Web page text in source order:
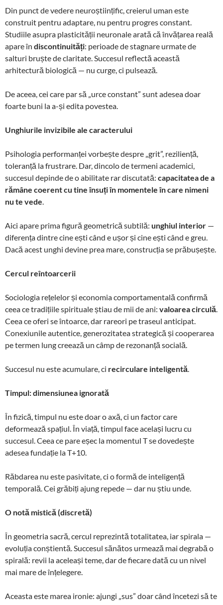
Din punct de vedere neuroștiințific, creierul uman este
construit pentru adaptare, nu pentru progres constant.
Studiile asupra plasticității neuronale arată că învățarea reală
apare în discontinuități: perioade de stagnare urmate de
salturi bruște de claritate. Succesul reflectă această
arhitectură biologică — nu curge, ci pulsează.
De aceea, cei care par să „urce constant” sunt adesea doar
foarte buni la a-și edita povestea.
Unghiurile invizibile ale caracterului
Psihologia performanței vorbește despre „grit”, reziliență,
toleranță la frustrare. Dar, dincolo de termeni academici,
succesul depinde de o abilitate rar discutată: capacitatea de a
rămâne coerent cu tine însuți în momentele în care nimeni
nu te vede
Aici apare prima figură geometrică subtilă: unghiul interior —
diferența dintre cine ești când e ușor și cine ești când e greu.
Dacă acest unghi devine prea mare, construcția se prăbușește.
Cercul reîntoarcerii
Sociologia rețelelor și economia comportamentală confirmă
ceea ce tradițiile spirituale știau de mii de ani: valoarea circulă
Ceea ce oferi se întoarce, dar rareori pe traseul anticipat.
Conexiunile autentice, generozitatea strategică și cooperarea
pe termen lung creează un câmp de rezonanță socială.
Succesul nu este acumulare, ci recirculare inteligentă
Timpul: dimensiunea ignorată
În fizică, timpul nu este doar o axă, ci un factor care
deformează spațiul. În viață, timpul face același lucru cu
succesul. Ceea ce pare eșec la momentul T se dovedește
adesea fundație la T+10.
Răbdarea nu este pasivitate, ci o formă de inteligență
temporală. Cei grăbiți ajung repede — dar nu știu unde.
O notă mistică (discretă)
În geometria sacră, cercul reprezintă totalitatea, iar spirala —
evoluția conștientă. Succesul sănătos urmează mai degrabă o
spirală: revii la aceleași teme, dar de fiecare dată cu un nivel
mai mare de înțelegere.
Aceasta este marea ironie: ajungi „sus” doar când încetezi să te